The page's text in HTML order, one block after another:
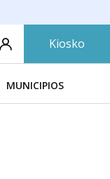
Kiosko
MUNICIPIOS